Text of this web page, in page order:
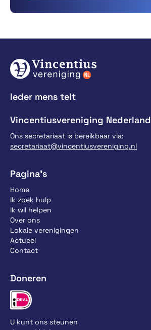
Ieder mens telt
Vincentiusvereniging Nederland
Ons secretariaat is bereikbaar via:
secretariaat@vincentiusvereniging.nl
Pagina’s
Home
Ik zoek hulp
Ik wil helpen
Over ons
Lokale verenigingen
Actueel
Contact
Doneren
U kunt ons steunen